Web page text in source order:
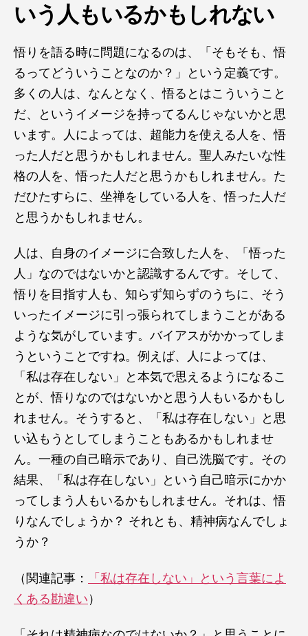
いう人もいるかもしれない
悟りを語る時に問題になるのは、「そもそも、悟
るってどういうことなのか？」という定義です。
多くの人は、なんとなく、悟るとはこういうこと
だ、というイメージを持ってるんじゃないかと思
います。人によっては、超能力を使える人を、悟
った人だと思うかもしれません。聖人みたいな性
格の人を、悟った人だと思うかもしれません。た
だひたすらに、坐禅をしている人を、悟った人だ
と思うかもしれません。
人は、自身のイメージに合致した人を、「悟った
人」なのではないかと認識するんです。そして、
悟りを目指す人も、知らず知らずのうちに、そう
いったイメージに引っ張られてしまうことがある
ような気がしています。バイアスがかかってしま
うということですね。例えば、人によっては、
「私は存在しない」と本気で思えるようになるこ
とが、悟りなのではないかと思う人もいるかもし
れません。そうすると、「私は存在しない」と思
い込もうとしてしまうこともあるかもしれませ
ん。一種の自己暗示であり、自己洗脳です。その
結果、「私は存在しない」という自己暗示にかか
ってしまう人もいるかもしれません。それは、悟
りなんでしょうか？ それとも、精神病なんでしょ
うか？
（関連記事：
「私は存在しない」という言葉によ
くある勘違い ）